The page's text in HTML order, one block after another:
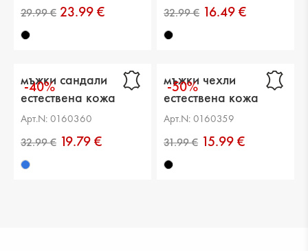
23.99 € 16.49 €
-40%
мъжки сандали
естествена кожа
тъмно сини
Арт.N: 0160360
19.79 €
-50%
мъжки чехли
естествена кожа
черни
Арт.N: 0160359
15.99 €